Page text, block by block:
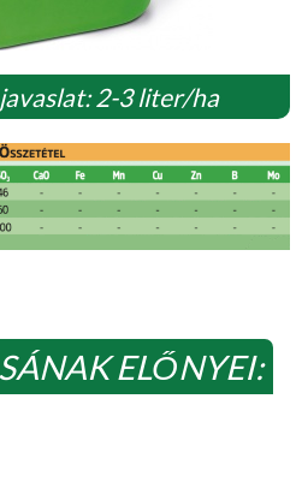
2-3 liter/ha
ELŐNYEI: